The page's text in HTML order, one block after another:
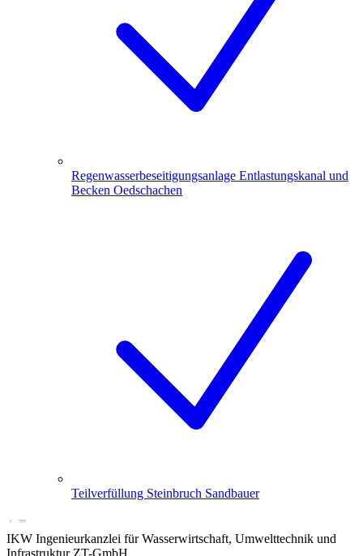
Regenwasserbeseitigungsanlage Entlastungskanal und
Becken Oedschachen
Teilverfüllung Steinbruch Sandbauer
IKW Ingenieurkanzlei für Wasserwirtschaft, Umwelttechnik und
Infrastruktur ZT-GmbH